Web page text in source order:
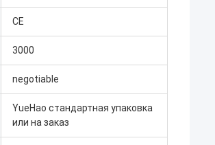
CE
3000
negotiable
YueHao стандартная упаковка
или на заказ